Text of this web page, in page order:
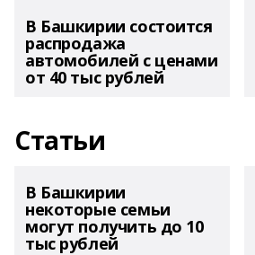
В Башкирии состоится
распродажа
автомобилей с ценами
от 40 тыс рублей
Статьи
В Башкирии
некоторые семьи
могут получить до 10
тыс рублей